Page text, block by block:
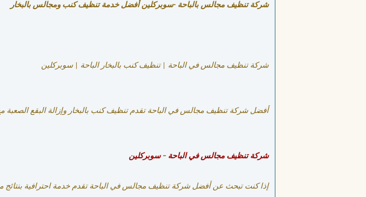
شركة تنظيف مجالس بالباحة -سوبركلين أفضل خدمة تنظيف كنب ومجالس بالبخار
شركة تنظيف مجالس في الباحة | تنظيف كنب بالبخار الباحة | سوبركلين
أفضل شركة تنظيف مجالس في الباحة تقدم تنظيف كنب بالبخار وإزالة البقع الصعبة
شركة تنظيف مجالس في الباحة –سوبركلين
إذا كنت تبحث عن أفضل شركة تنظيف مجالس في الباحة تقدم خدمة احترافية بنتائج